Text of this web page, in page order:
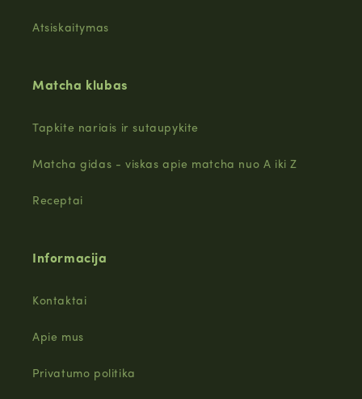
Atsiskaitymas
Matcha klubas
Tapkite nariais ir sutaupykite
Matcha gidas - viskas apie matcha nuo A iki Z
Receptai
Informacija
Kontaktai
Apie mus
Privatumo politika